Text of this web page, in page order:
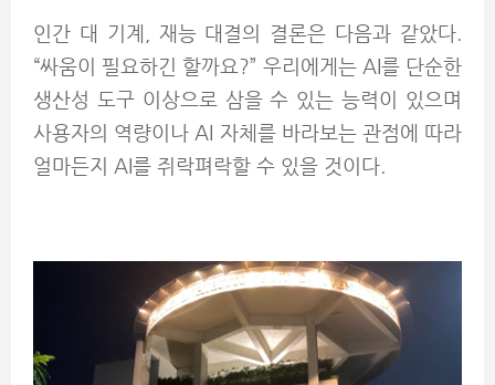
인간 대 기계, 재능 대결의 결론은 다음과 같았다.
“싸움이 필요하긴 할까요?” 우리에게는 AI를 단순한
생산성 도구 이상으로 삼을 수 있는 능력이 있으며
사용자의 역량이나 AI 자체를 바라보는 관점에 따라
얼마든지 AI를 쥐락펴락할 수 있을 것이다.